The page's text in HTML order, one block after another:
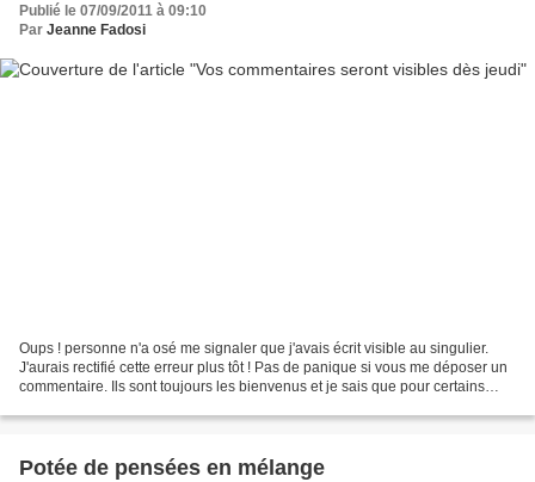
Publié le 07/09/2011 à 09:10
Par Jeanne Fadosi
Oups ! personne n'a osé me signaler que j'avais écrit visible au singulier.
J'aurais rectifié cette erreur plus tôt ! Pas de panique si vous me déposer un
commentaire. Ils sont toujours les bienvenus et je sais que pour certains
Potée de pensées en mélange